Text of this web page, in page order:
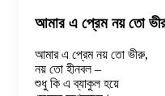
আমার এ প্রেম নয় তো ভীরু
আমার এ প্রেম নয় তো ভীরু,
নয় তো হীনবল –
শুধু কি এ ব্যাকুল হয়ে